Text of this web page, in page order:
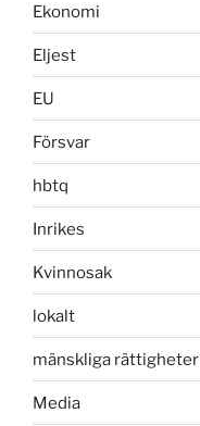
Ekonomi
Eljest
EU
Försvar
hbtq
Inrikes
Kvinnosak
lokalt
mänskliga rättigheter
Media